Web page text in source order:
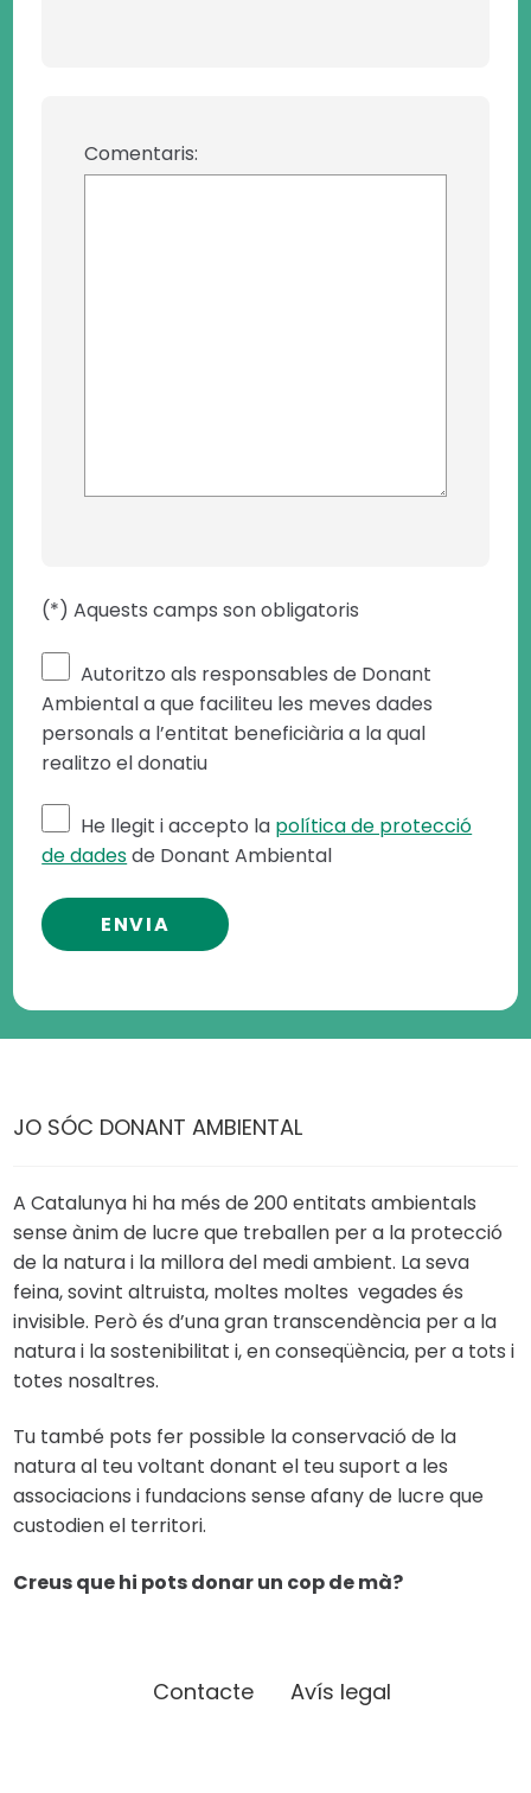
Comentaris:
(*) Aquests camps son obligatoris
Autoritzo als responsables de Donant
Ambiental a que faciliteu les meves dades
personals a l’entitat beneficiària a la qual
realitzo el donatiu
He llegit i accepto la política de protecció
de dadesde Donant Ambiental
JO SÓC DONANT AMBIENTAL
A Catalunya hi ha més de 200 entitats ambientals
sense ànim de lucre que treballen per a la protecció
de la natura i la millora del medi ambient. La seva
feina, sovint altruista, moltes moltes vegades és
invisible. Però és d’una gran transcendència per a la
natura i la sostenibilitat i, en conseqüència, per a tots i
totes nosaltres.
Tu també pots fer possible la conservació de la
natura al teu voltant donant el teu suport a les
associacions i fundacions sense afany de lucre que
custodien el territori.
Creus que hi pots donar un cop de mà?
Contacte Avís legal